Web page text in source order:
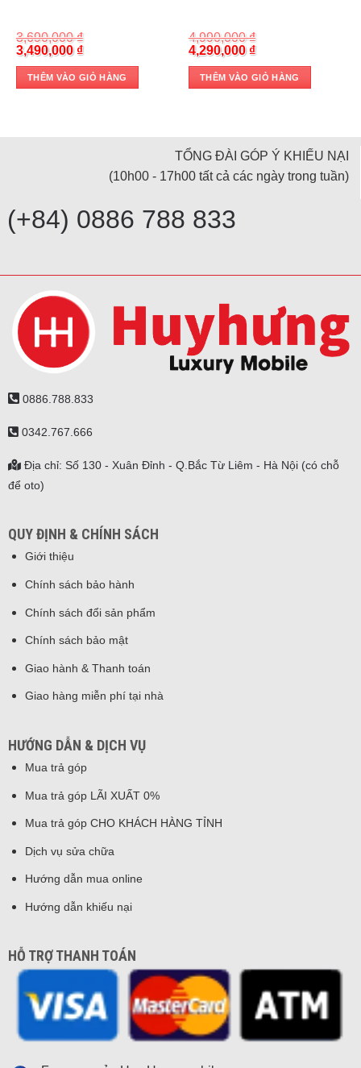
3,690,000₫
Original
price
was:
3,690,000 ₫.
3,490,000 ₫Current
is:
3,490,000 ₫.
THÊM VÀO GIỎ HÀNG
4,990,000₫
Original
price
was:
4,990,000 ₫.
4,290,000 ₫Current
is:
4,290,000 ₫.
THÊM VÀO GIỎ HÀNG
TỔNG ĐÀI GÓP Ý KHIẾU NẠI
(10h00 - 17h00 tất cả các ngày trong tuần)
(+84) 0886 788 833
0886.788.833
0342.767.666
Địa chỉ: Số 130 - Xuân Đỉnh - Q.Bắc Từ Liêm - Hà Nội (có chỗ
để oto)
QUY ĐỊNH & CHÍNH SÁCH
Giới thiệu
Chính sách bảo hành
Chính sách đổi sản phẩm
Chính sách bảo mật
Giao hành & Thanh toán
Giao hàng miễn phí tại nhà
HƯỚNG DẪN & DỊCH VỤ
Mua trả góp
Mua trả góp LÃI XUẤT 0%
Mua trả góp CHO KHÁCH HÀNG TỈNH
Dịch vụ sửa chữa
Hướng dẫn mua online
Hướng dẫn khiếu nại
HỖ TRỢ THANH TOÁN